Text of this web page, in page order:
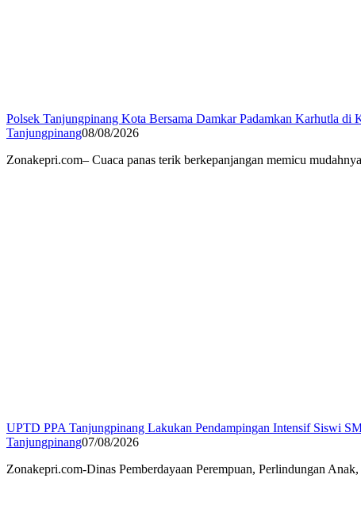
Polsek Tanjungpinang Kota Bersama Damkar Padamkan Karhutla di
Tanjungpinang08/08/2026
Zonakepri.com– Cuaca panas terik berkepanjangan memicu
UPTD PPA Tanjungpinang Lakukan Pendampingan Intensif Siswi
Tanjungpinang07/08/2026
Zonakepri.com-Dinas Pemberdayaan Perempuan, Perlindungan